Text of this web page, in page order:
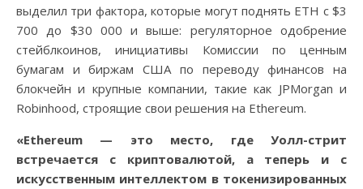
выделил три фактора, которые могут поднять ETH с $3
700 до $30 000 и выше: регуляторное одобрение
стейблкоинов, инициативы Комиссии по ценным
бумагам и биржам США по переводу финансов на
блокчейн и крупные компании, такие как JPMorgan и
Robinhood, строящие свои решения на Ethereum.
«Ethereum — это место, где Уолл-стрит
встречается с криптовалютой, а теперь и с
искусственным интеллектом в токенизированных